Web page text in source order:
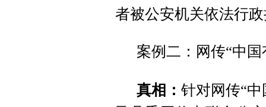
者被公安机关依法行
案例二：网传“中
真相： 针对网传“